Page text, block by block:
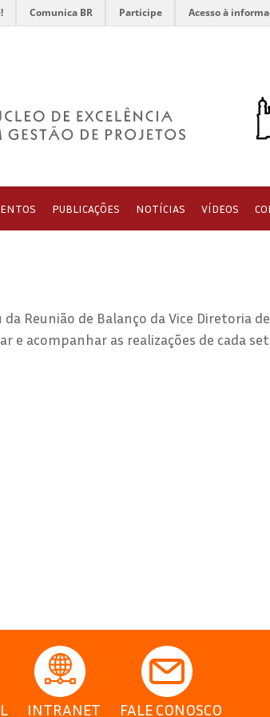
Comunica BR Participe Acesso à
PUBLICAÇÕES NOTÍCIAS VÍDEOS
Reunião de Balanço da Vice Diretoria de
e acompanhar as realizações de cada
INTRANET FALE CONOSCO